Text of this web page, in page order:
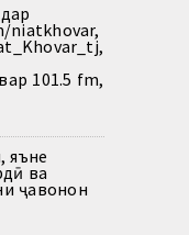
niatkhovar,
101.5 fm,
яъне
ва
ҷавонон